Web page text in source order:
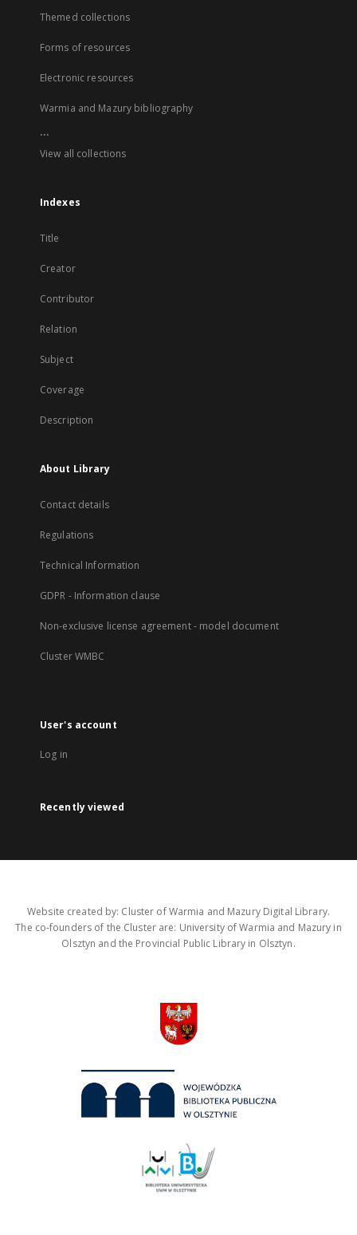
Themed collections
Forms of resources
Electronic resources
Warmia and Mazury bibliography
...
View all collections
Indexes
Title
Creator
Contributor
Relation
Subject
Coverage
Description
About Library
Contact details
Regulations
Technical Information
GDPR - Information clause
Non-exclusive license agreement - model document
Cluster WMBC
User's account
Log in
Recently viewed
Website created by: Cluster of Warmia and Mazury Digital Library.
The co-founders of the Cluster are: University of Warmia and Mazury in
Olsztyn and the Provincial Public Library in Olsztyn.